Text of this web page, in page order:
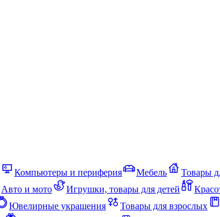
Компьютеры и периферия Мебель Товары
Авто и мото Игрушки, товары для детей
Ювелирные украшения Товары для взрослых